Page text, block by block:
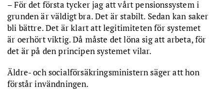
– För det första tycker jag att vårt pensionssystem i
grunden är väldigt bra. Det är stabilt. Sedan kan saker
bli bättre. Det är klart att legitimiteten för systemet
är oerhört viktig. Då måste det löna sig att arbeta, för
det är på den principen systemet vilar.
Äldre- och socialförsäkringsministern säger att hon
förstår invändningen.